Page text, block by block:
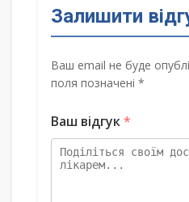
Залишити
Ваш email не буде
поля позначені *
Ваш відгук*